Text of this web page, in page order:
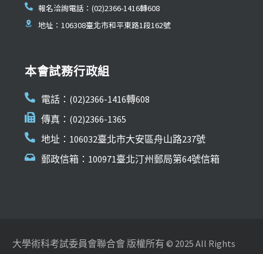
報名洽詢電話：(02)2366-1416轉608
地址：106308臺北市和平東路1段162號
本會試務行政組
電話：(02)2366-1416轉608
傳真：(02)2366-1365
地址：106032臺北市大安區舟山路237號
郵政信箱：100971臺北汀州郵局第64號信箱
大學術科考試委員會聯合會 版權所有 © 2025 All Rights